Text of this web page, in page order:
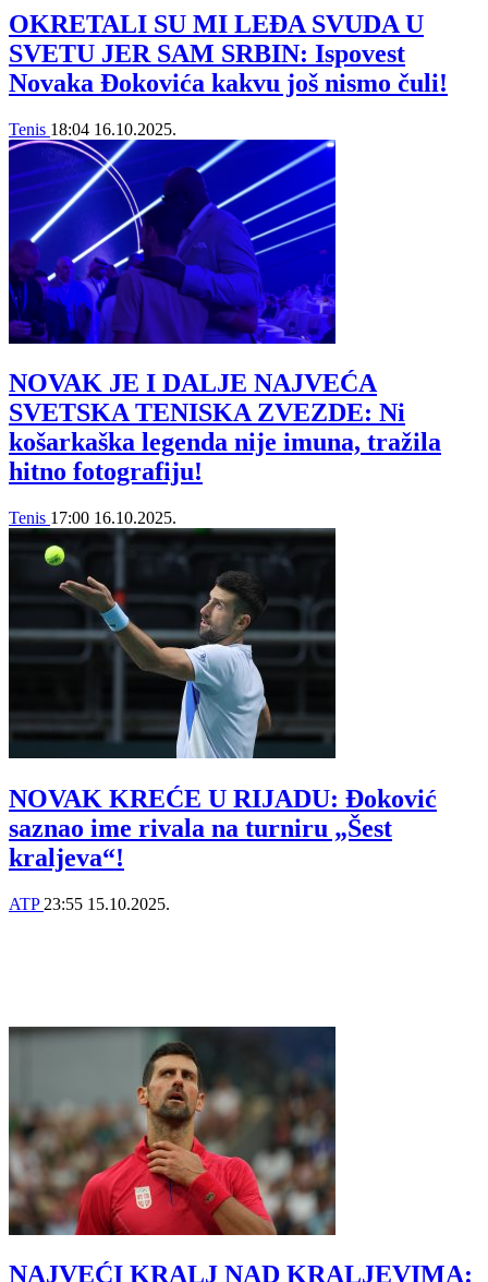
OKRETALI SU MI LEĐA SVUDA U
SVETU JER SAM SRBIN: Ispovest
Novaka Đokovića kakvu još nismo čuli!
Tenis 18:04 16.10.2025.
NOVAK JE I DALJE NAJVEĆA
SVETSKA TENISKA ZVEZDE: Ni
košarkaška legenda nije imuna, tražila
hitno fotografiju!
Tenis 17:00 16.10.2025.
NOVAK KREĆE U RIJADU: Đoković
saznao ime rivala na turniru „Šest
kraljeva“!
ATP 23:55 15.10.2025.
NAJVEĆI KRALJ NAD KRALJEVIMA: